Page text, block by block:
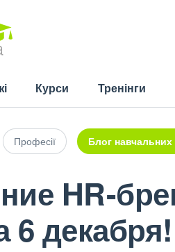
Курси Тренінги
Професії Блог навчальних
HR-
6 декабря!